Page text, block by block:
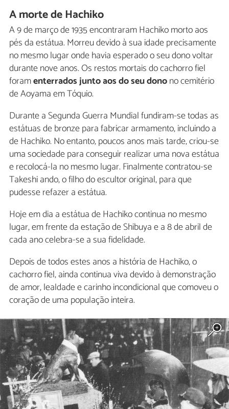
A morte de Hachiko
A 9 de março de 1935 encontraram Hachiko morto aos
pés da estátua. Morreu devido à sua idade precisamente
no mesmo lugar onde havia esperado o seu dono voltar
durante nove anos. Os restos mortais do cachorro fiel
foramenterrados junto aos do seu donono cemitério
de Aoyama em Tóquio.
Durante a Segunda Guerra Mundial fundiram-se todas as
estátuas de bronze para fabricar armamento, incluindo a
de Hachiko. No entanto, poucos anos mais tarde, criou-se
uma sociedade para conseguir realizar uma nova estátua
e recolocá-la no mesmo lugar. Finalmente contratou-se
Takeshi ando, o filho do escultor original, para que
pudesse refazer a estátua.
Hoje em dia a estátua de Hachiko continua no mesmo
lugar, em frente da estação de Shibuya e a 8 de abril de
cada ano celebra-se a sua fidelidade.
Depois de todos estes anos a história de Hachiko, o
cachorro fiel, ainda continua viva devido à demonstração
de amor, lealdade e carinho incondicional que comoveu o
coração de uma população inteira.